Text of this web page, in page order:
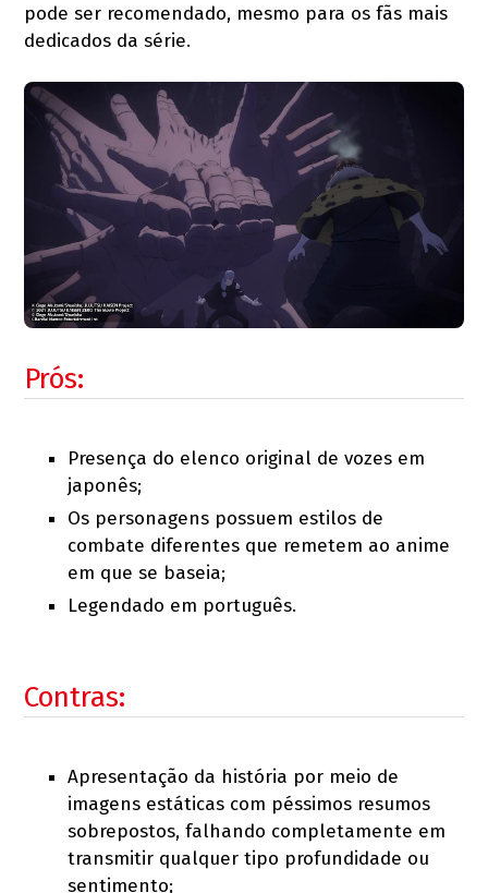
pode ser recomendado, mesmo para os fãs mais
dedicados da série.
Prós:
Presença do elenco original de vozes em
japonês;
Os personagens possuem estilos de
combate diferentes que remetem ao anime
em que se baseia;
Legendado em português.
Contras:
Apresentação da história por meio de
imagens estáticas com péssimos resumos
sobrepostos, falhando completamente em
transmitir qualquer tipo profundidade ou
sentimento;